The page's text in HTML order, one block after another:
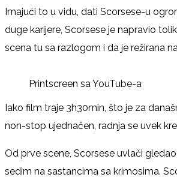
Imajući to u vidu, dati Scorsese-u
duge karijere, Scorsese je napravio
scena tu sa razlogom i da je režirana
Printscreen sa YouTube-a
Iako film traje 3h30min, što je za
non-stop ujednačen, radnja se uvek
Od prve scene, Scorsese uvlači
sedim na sastancima sa krimosima.